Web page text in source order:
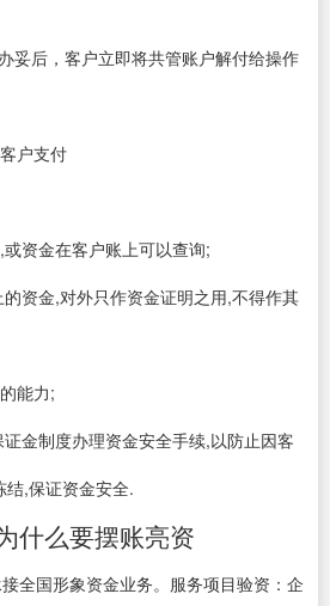
妥后，客户立即将共管账户解付给操作
户支付
资金在客户账上可以查询;
资金,对外只作资金证明之用,不得作其
能力;
金制度办理资金安全手续,以防止因客
结,保证资金安全.
什么要摆账亮资
全国形象资金业务。服务项目验资：企